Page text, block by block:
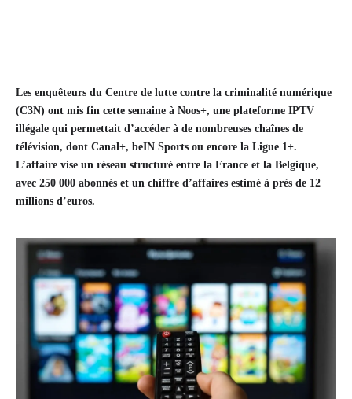
Les enquêteurs du Centre de lutte contre la criminalité numérique
(C3N) ont mis fin cette semaine à Noos+, une plateforme IPTV
illégale qui permettait d’accéder à de nombreuses chaînes de
télévision, dont Canal+, beIN Sports ou encore la Ligue 1+.
L’affaire vise un réseau structuré entre la France et la Belgique,
avec 250 000 abonnés et un chiffre d’affaires estimé à près de 12
millions d’euros.